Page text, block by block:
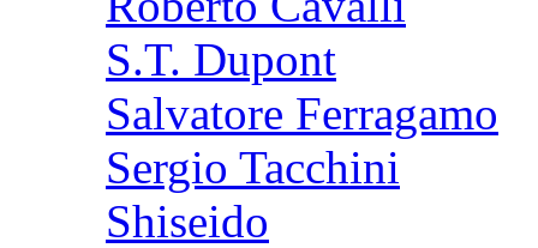
S.T. Dupont
Salvatore Ferragamo
Sergio Tacchini
Shiseido